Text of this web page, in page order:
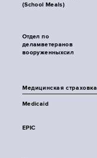
(School Meals)
Отдел по
деламветеранов
вооруженныхсил
Медицинская страховка
Medicaid
EPIC